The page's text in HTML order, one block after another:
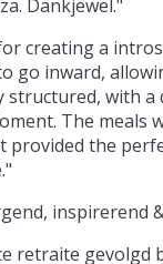
Dankjewel."
creating a
go inward,
with
The meals
the
inspirerend
retraite gevolgd